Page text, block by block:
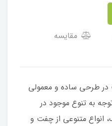
مقایسه
طرحی ساده و معمولی
به تنوع موجود در
انواع متنوعی از چفت و